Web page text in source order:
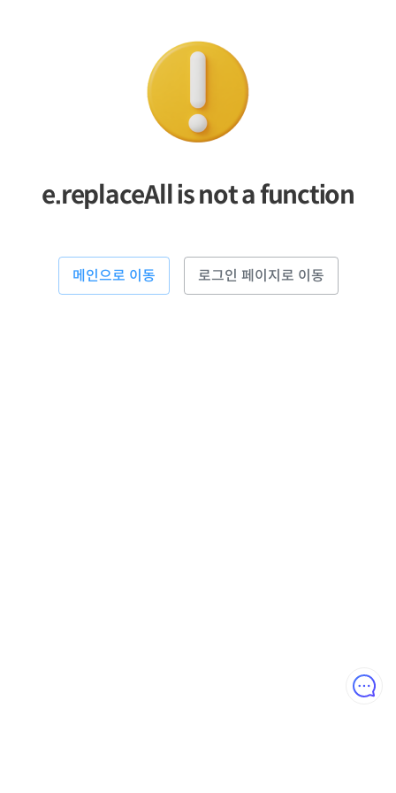
e.replaceAll is not a function
메인으로 이동 로그인 페이지로 이동